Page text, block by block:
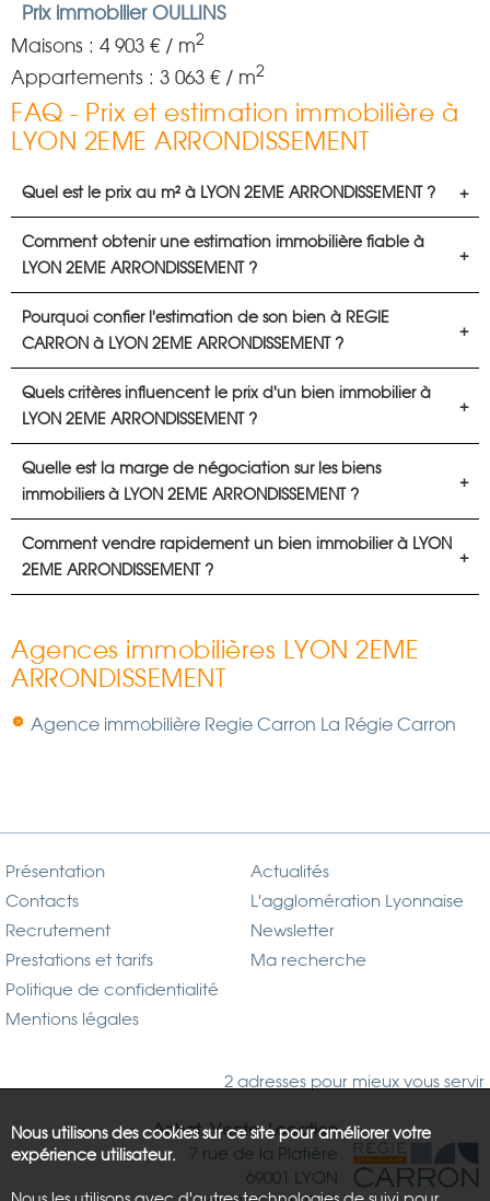
Prix immobilier OULLINS
Maisons : 4 903 € / m2
Appartements : 3 063 € / m2
FAQ - Prix et estimation immobilière à
LYON 2EME ARRONDISSEMENT
Quel est le prix au m² à LYON 2EME ARRONDISSEMENT ?
Comment obtenir une estimation immobilière fiable à
LYON 2EME ARRONDISSEMENT ?
Pourquoi confier l'estimation de son bien à REGIE
CARRON à LYON 2EME ARRONDISSEMENT ?
Quels critères influencent le prix d'un bien immobilier à
LYON 2EME ARRONDISSEMENT ?
Quelle est la marge de négociation sur les biens
immobiliers à LYON 2EME ARRONDISSEMENT ?
Comment vendre rapidement un bien immobilier à LYON
2EME ARRONDISSEMENT ?
Agences immobilières LYON 2EME
ARRONDISSEMENT
Agence immobilière Regie Carron La Régie Carron
Présentation
Contacts
Recrutement
Prestations et tarifs
Politique de confidentialité
Mentions légales
Actualités
L'agglomération Lyonnaise
Newsletter
Ma recherche
2 adresses pour mieux vous servir
Achat, Vente, Location
7 rue de la Platière
69001 LYON
Nous utilisons des cookies sur ce site pour améliorer votre
expérience utilisateur.